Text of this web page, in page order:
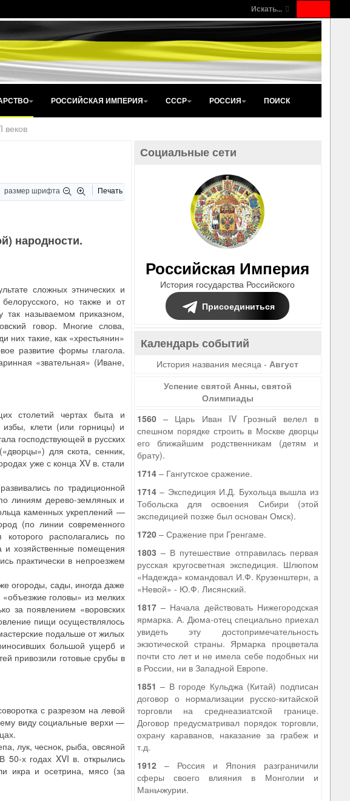
Искать...
РОССИЙСКАЯ ИМПЕРИЯ СССР РОССИЯ ПОИСК
веков
размер шрифта Печать
народности.
сложных этнических и
но также и от
так называемом приказном,
говор. Многие слова,
них такие, как «хрестьянин»
развитие формы глагола.
«звательная» (Иване,
столетий чертах быта и
клети (или горницы) и
господствующей в русских
для скота, сенник,
уже с конца XV в. стали
по традиционной
линиям дерево-земляных и
каменных укреплений —
(по линии современного
располагались по
хозяйственные помещения
практически в непроезжем
огороды, сады, иногда даже
головы» из мелких
за появлением «воровских
пищи осуществлялось
подальше от жилых
большой ущерб и
привозили готовые срубы в
с разрезом на левой
виду социальные верхи —
лук, чеснок, рыба, овсяной
50-х годах XVI в. открылись
икра и осетрина, мясо (за
Социальные сети
Российская Империя
История государства Российского
Присоединиться
Календарь событий
История названия месяца -Август
Успение святой Анны, святой
Олимпиады
1560– Царь Иван IV Грозный велел в
спешном порядке строить в Москве дворцы
его ближайшим родственникам (детям и
брату).
1714– Гангутское сражение.
1714– Экспедиция И.Д. Бухольца вышла из
Тобольска для освоения Сибири (этой
экспедицией позже был основан Омск).
1720– Сражение при Гренгаме.
1803 – В путешествие отправилась первая
русская кругосветная экспедиция. Шлюпом
«Надежда» командовал И.Ф. Крузенштерн, а
«Невой» - Ю.Ф. Лисянский.
1817– Начала действовать Нижегородская
ярмарка. А. Дюма-отец специально приехал
увидеть эту достопримечательность
экзотической страны. Ярмарка процветала
почти сто лет и не имела себе подобных ни
в России, ни в Западной Европе.
1851 – В городе Кульджа (Китай) подписан
договор о нормализации русско-китайской
торговли на среднеазиатской границе.
Договор предусматривал порядок торговли,
охрану караванов, наказание за грабеж и
т.д.
1912– Россия и Япония разграничили
сферы своего влияния в Монголии и
Маньчжурии.